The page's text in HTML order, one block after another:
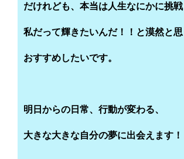
だけれども、本当は人生なにかに挑
私だって輝きたいんだ！！と漠然と
おすすめしたいです。
明日からの日常、行動が変わる、
大きな大きな自分の夢に出会えます！